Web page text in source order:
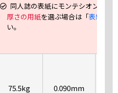
同人誌の表紙にモンテシオン
厚さの用紙を選ぶ場合は「表紙オ
い。
75.5kg 0.090mm